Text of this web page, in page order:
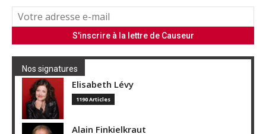
Nos signatures
Elisabeth Lévy
1190 Articles
Alain Finkielkraut